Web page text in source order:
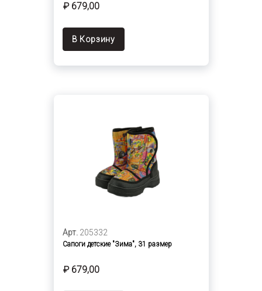
₽ 679,00
В Корзину
Арт. 205332
Сапоги детские "Зима", 31 размер
₽ 679,00